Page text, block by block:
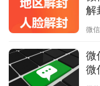
解
微
微
微